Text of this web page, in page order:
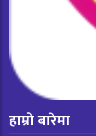
हाम्रो बारेमा